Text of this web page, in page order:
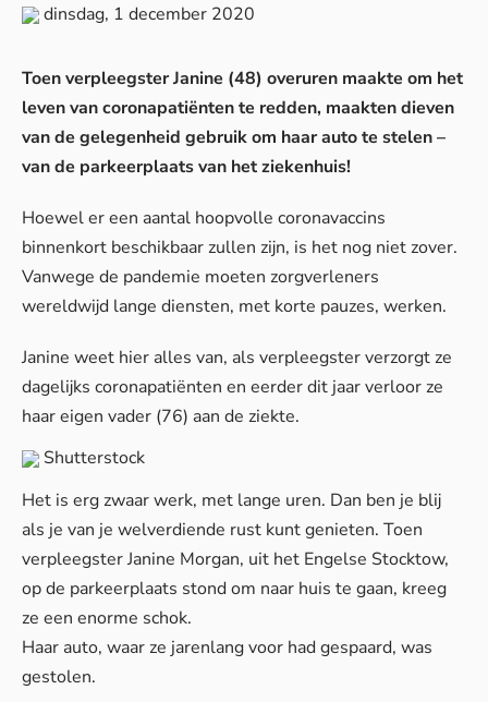
dinsdag, 1 december 2020
Toen verpleegster Janine (48) overuren maakte om het
leven van coronapatiënten te redden, maakten dieven
van de gelegenheid gebruik om haar auto te stelen –
van de parkeerplaats van het ziekenhuis!
Hoewel er een aantal hoopvolle coronavaccins
binnenkort beschikbaar zullen zijn, is het nog niet zover.
Vanwege de pandemie moeten zorgverleners
wereldwijd lange diensten, met korte pauzes, werken.
Janine weet hier alles van, als verpleegster verzorgt ze
dagelijks coronapatiënten en eerder dit jaar verloor ze
haar eigen vader (76) aan de ziekte.
Shutterstock
Het is erg zwaar werk, met lange uren. Dan ben je blij
als je van je welverdiende rust kunt genieten. Toen
verpleegster Janine Morgan, uit het Engelse Stocktow,
op de parkeerplaats stond om naar huis te gaan, kreeg
ze een enorme schok.
Haar auto, waar ze jarenlang voor had gespaard, was
gestolen.